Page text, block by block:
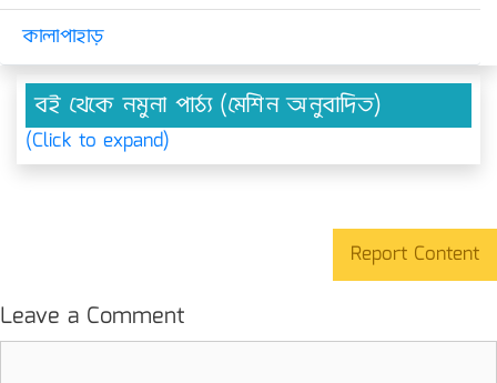
কালাপাহাড়
বই থেকে নমুনা পাঠ্য (মেশিন অনুবাদিত)
(Click to expand)
Report Content
Leave a Comment